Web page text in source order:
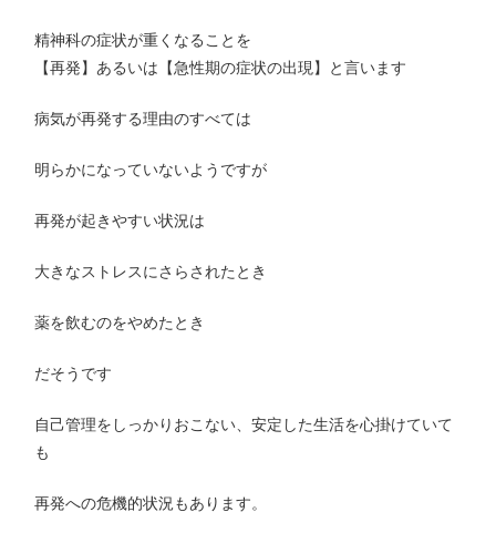
精神科の症状が重くなることを
【再発】あるいは【急性期の症状の出現】と言います
病気が再発する理由のすべては
明らかになっていないようですが
再発が起きやすい状況は
大きなストレスにさらされたとき
薬を飲むのをやめたとき
だそうです
自己管理をしっかりおこない、安定した生活を心掛けていて
も
再発への危機的状況もあります。